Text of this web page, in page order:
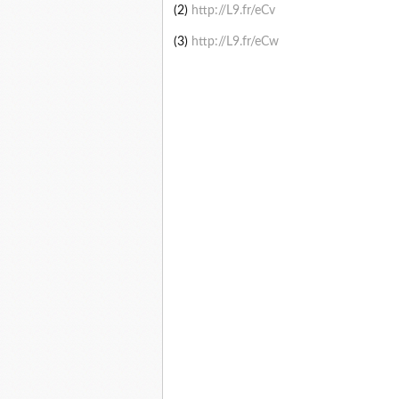
(2) http://L9.fr/eCv
(3) http://L9.fr/eCw